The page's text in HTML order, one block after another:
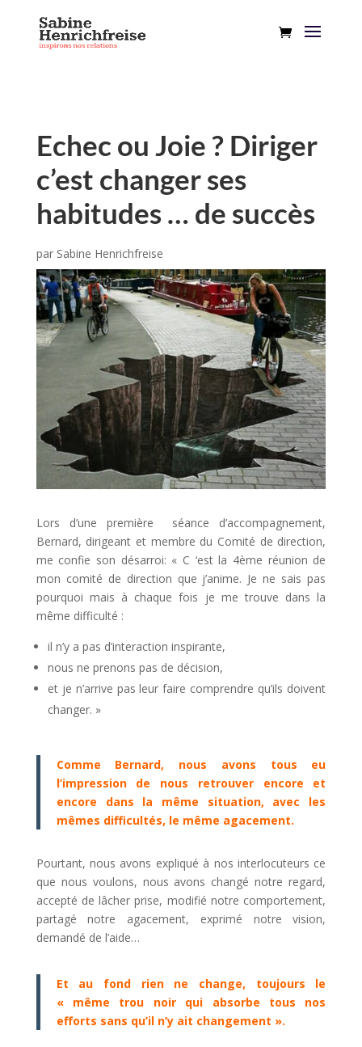
Echec ou Joie ? Diriger
c’est changer ses
habitudes … de succès
par Sabine Henrichfreise
Lors d’une première séance d’accompagnement,
Bernard, dirigeant et membre du Comité de direction,
me confie son désarroi: « C ‘est la 4ème réunion de
mon comité de direction que j’anime. Je ne sais pas
pourquoi mais à chaque fois je me trouve dans la
même difficulté :
il n’y a pas d’interaction inspirante,
nous ne prenons pas de décision,
et je n’arrive pas leur faire comprendre qu’ils doivent
changer. »
Comme Bernard, nous avons tous eu
l’impression de nous retrouver encore et
encore dans la même situation, avec les
mêmes difficultés, le même agacement.
Pourtant, nous avons expliqué à nos interlocuteurs ce
que nous voulons, nous avons changé notre regard,
accepté de lâcher prise, modifié notre comportement,
partagé notre agacement, exprimé notre vision,
demandé de l’aide…
Et au fond rien ne change, toujours le
« même trou noir qui absorbe tous nos
efforts sans qu’il n’y ait changement ».